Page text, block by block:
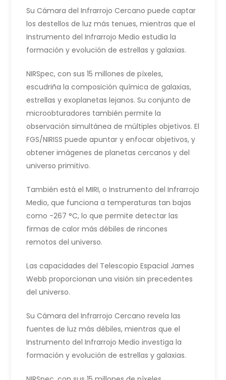
Su Cámara del Infrarrojo Cercano puede captar
los destellos de luz más tenues, mientras que el
Instrumento del Infrarrojo Medio estudia la
formación y evolución de estrellas y galaxias.
NIRSpec, con sus 15 millones de píxeles,
escudriña la composición química de galaxias,
estrellas y exoplanetas lejanos. Su conjunto de
microobturadores también permite la
observación simultánea de múltiples objetivos. El
FGS/NIRISS puede apuntar y enfocar objetivos, y
obtener imágenes de planetas cercanos y del
universo primitivo.
También está el MIRI, o Instrumento del Infrarrojo
Medio, que funciona a temperaturas tan bajas
como -267 °C, lo que permite detectar las
firmas de calor más débiles de rincones
remotos del universo.
Las capacidades del Telescopio Espacial James
Webb proporcionan una visión sin precedentes
del universo.
Su Cámara del Infrarrojo Cercano revela las
fuentes de luz más débiles, mientras que el
Instrumento del Infrarrojo Medio investiga la
formación y evolución de estrellas y galaxias.